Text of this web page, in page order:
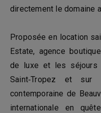
directement le domaine
Proposée en location
Estate, agence
de luxe et les séjours
Saint‑Tropez et
contemporaine de
internationale en